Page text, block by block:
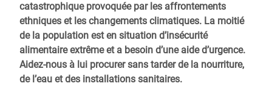
catastrophique provoquée par les affrontements
ethniques et les changements climatiques. La moitié
de la population est en situation d’insécurité
alimentaire extrême et a besoin d’une aide d’urgence.
Aidez-nous à lui procurer sans tarder de la nourriture,
de l’eau et des installations sanitaires.